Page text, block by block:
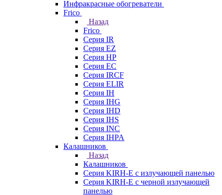
Инфракрасные обогреватели
Frico
Назад
Frico
Серия IR
Серия EZ
Серия HP
Серия EC
Серия IRCF
Серия ELIR
Серия IH
Серия IHG
Серия IHD
Серия IHS
Серия INC
Серия IHPA
Калашников
Назад
Калашников
Серия KIRH-E с излучающей панелью
Серия KIRH-E с черной излучающей
панелью